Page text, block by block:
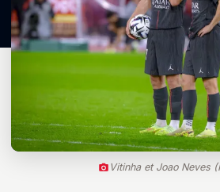
Vitinha et Joao Neves